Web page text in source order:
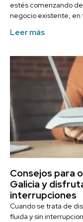
estés comenzando
negocio existente, en
Leer más
Consejos para
Galicia y
interrupciones
Cuando se trata de
fluida y sin